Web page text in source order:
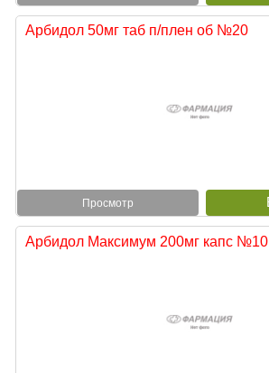
Арбидол 50мг таб п/плен об №20
Просмотр
Арбидол Максимум 200мг капс №10